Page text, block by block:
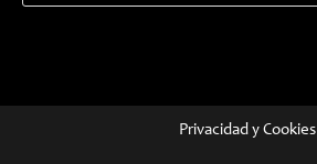
Privacidad y Cookies